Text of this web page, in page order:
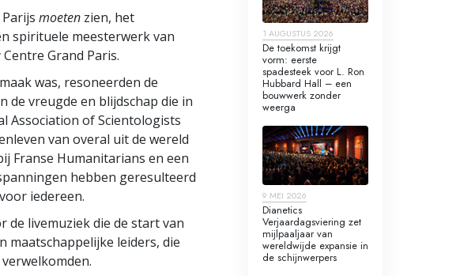
moeten zien, het
spirituele meesterwerk van
Grand Paris.
was, resoneerden de
vreugde en blijdschap die in
Association of Scientologists
van overal uit de wereld
Franse Humanitarians en een
hebben geresulteerd
iedereen.
de livemuziek die de start van
maatschappelijke leiders, die
1 AUGUSTUS 2026
De toekomst krijgt
vorm: eerste
spadesteek voor L. Ron
Hubbard Hall – een
bouwwerk zonder
weerga
9 MEI 2026
Dianetics
Verjaardagsviering zet
mijlpaaljaar van
wereldwijde expansie in
de schijnwerpers